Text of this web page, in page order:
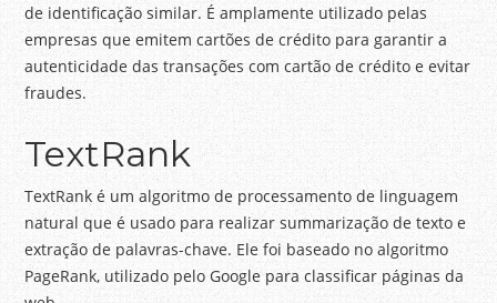
de identificação similar. É amplamente utilizado pelas
empresas que emitem cartões de crédito para garantir a
autenticidade das transações com cartão de crédito e evitar
fraudes.
TextRank
TextRank é um algoritmo de processamento de linguagem
natural que é usado para realizar summarização de texto e
extração de palavras-chave. Ele foi baseado no algoritmo
PageRank, utilizado pelo Google para classificar páginas da